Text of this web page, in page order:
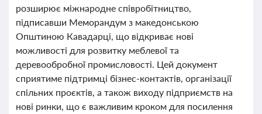
розширює міжнародне співробітництво,
підписавши Меморандум з македонською
Општиною Кавадарці, що відкриває нові
можливості для розвитку меблевої та
деревообробної промисловості. Цей документ
сприятиме підтримці бізнес-контактів, організації
спільних проєктів, а також виходу підприємств на
нові ринки, що є важливим кроком для посилення